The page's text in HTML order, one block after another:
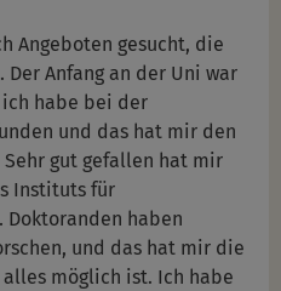
Angeboten gesucht, die
Anfang an der Uni war
habe bei der
und das hat mir den
gut gefallen hat mir
Instituts für
haben
und das hat mir die
alles möglich ist. Ich habe